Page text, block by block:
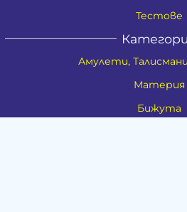
Тестове
Амулети,
Материя
Бижута